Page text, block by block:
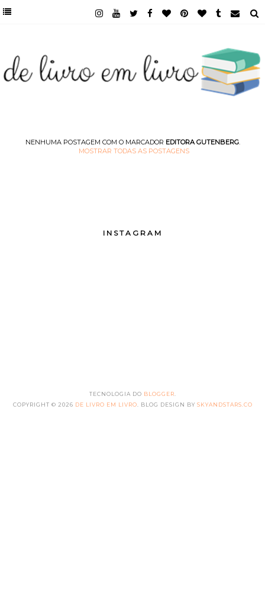
NENHUMA POSTAGEM COM O MARCADOR EDITORA GUTENBERG.
MOSTRAR TODAS AS POSTAGENS
INSTAGRAM
TECNOLOGIA DO BLOGGER
COPYRIGHT © 2026 DE LIVRO EM LIVRO . BLOG DESIGN BY SKYANDSTARS.CO